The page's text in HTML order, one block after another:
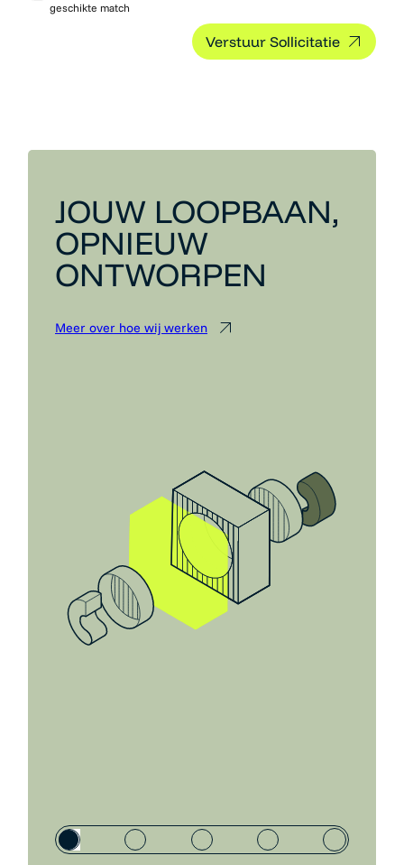
geschikte match
JOUW LOOPBAAN,
OPNIEUW
ONTWORPEN
Meer over hoe wij werken